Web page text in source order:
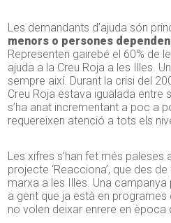
Les demandants d’ajuda són
menors o persones
Representen gairebé el 60% de
ajuda a la Creu Roja a les Illes.
sempre així. Durant la crisi del
Creu Roja estava igualada entre
s’ha anat incrementant a poc a
requereixen atenció a tots els
Les xifres s’han fet més paleses
projecte ‘Reacciona’, que des
marxa a les Illes. Una
a gent que ja està en programes
no volen deixar enrere en època